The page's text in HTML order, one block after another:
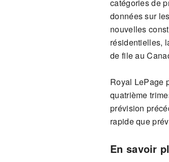
catégories de
données sur
nouvelles
résidentielles,
de file au
Royal LePage
quatrième
prévision
rapide que
En savoir